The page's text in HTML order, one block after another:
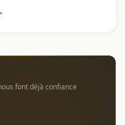
font déjà confiance